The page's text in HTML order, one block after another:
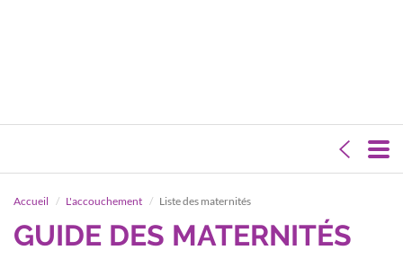
Accueil L'accouchement Liste des maternités
GUIDE DES MATERNITÉS